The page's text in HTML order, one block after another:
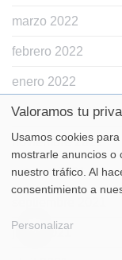
marzo 2022
febrero 2022
enero 2022
diciembre 2021
noviembre 2021
octubre 2021
junio 2021
Valoramos tu
Usamos cookies
mostrarle anuncios o
nuestro tráfico. Al
consentimiento a
Personalizar